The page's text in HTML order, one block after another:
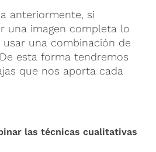
anteriormente, si
una imagen completa lo
usar una combinación de
esta forma tendremos
que nos aporta cada
las técnicas cualitativas